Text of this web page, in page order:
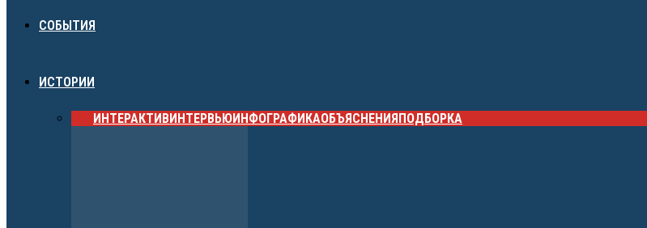
СОБЫТИЯ
ИСТОРИИ
ИНТЕРАКТИВИНТЕРВЬЮИНФОГРАФИКАОБЪЯСНЕНИЯПОДБОРКА